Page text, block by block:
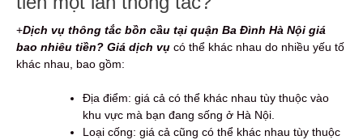
+Dịch vụ thông tắc bồn cầu tại quận Ba Đình Hà Nội giá
bao nhiêu tiền? Giá dịch vụ có thể khác nhau do nhiều yếu tố
khác nhau, bao gồm:
Địa điểm: giá cả có thể khác nhau tùy thuộc vào
khu vực mà bạn đang sống ở Hà Nội.
Loại cống: giá cả cũng có thể khác nhau tùy thuộc